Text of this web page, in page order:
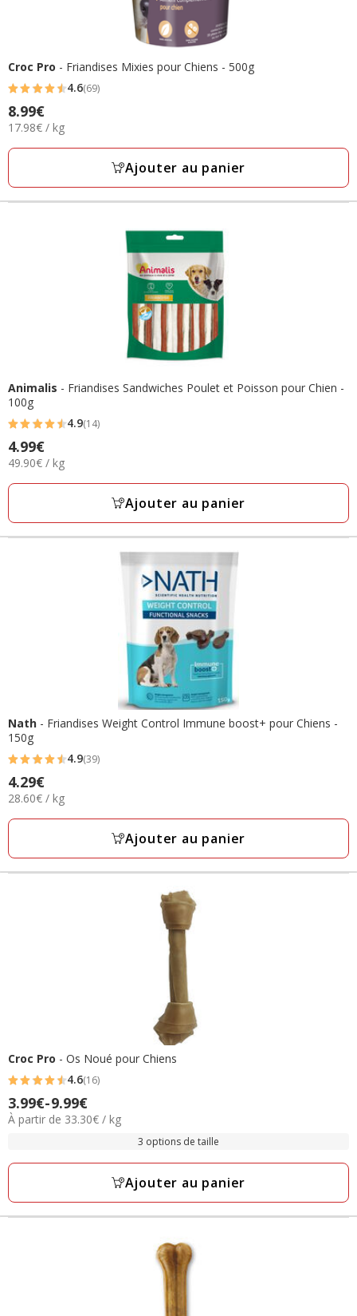
Croc Pro - Friandises Mixies pour Chiens - 500g
4.6
étoiles
avec
69
4.6(69)
Prix
8.99€
8.99€
17.98€
Kg
17.98€ / kg
Ajouter au panier
Animalis - Friandises Sandwiches Poulet et Poisson pour Chien -
100g
4.9
étoiles
avec
14
4.9(14)
Prix
4.99€
4.99€
49.90€
Kg
49.90€ / kg
Ajouter au panier
Nath - Friandises Weight Control Immune boost+ pour Chiens -
150g
4.9
étoiles
avec
39
4.9(39)
Prix
4.29€
4.29€
28.60€
Kg
28.60€ / kg
Ajouter au panier
Croc Pro - Os Noué pour Chiens
4.6
étoiles
avec
avis
4.6(16)
Prix
de
3.99€-9.99€
33.30€
À partir de 33.30€ / kg
3 options de taille
Ajouter au panier